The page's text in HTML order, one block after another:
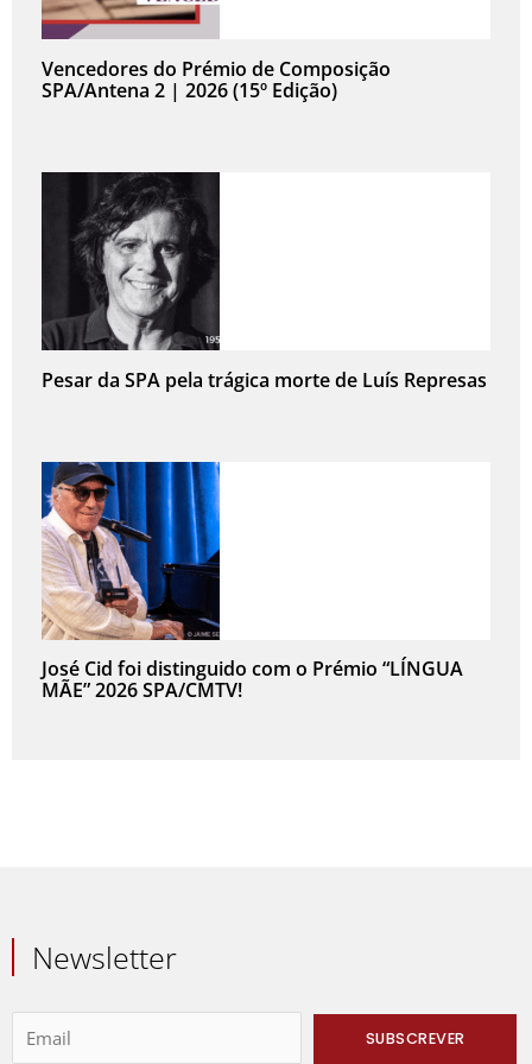
Vencedores do Prémio de Composição
SPA/Antena 2 | 2026 (15º Edição)
Pesar da SPA pela trágica morte de Luís Represas
José Cid foi distinguido com o Prémio “LÍNGUA
MÃE” 2026 SPA/CMTV!
Newsletter